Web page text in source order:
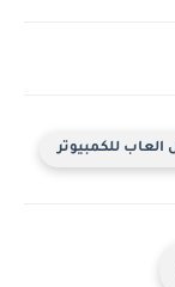
العاب للكمبيوتر